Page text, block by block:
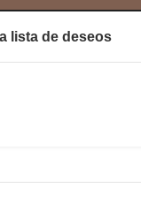
lista de deseos